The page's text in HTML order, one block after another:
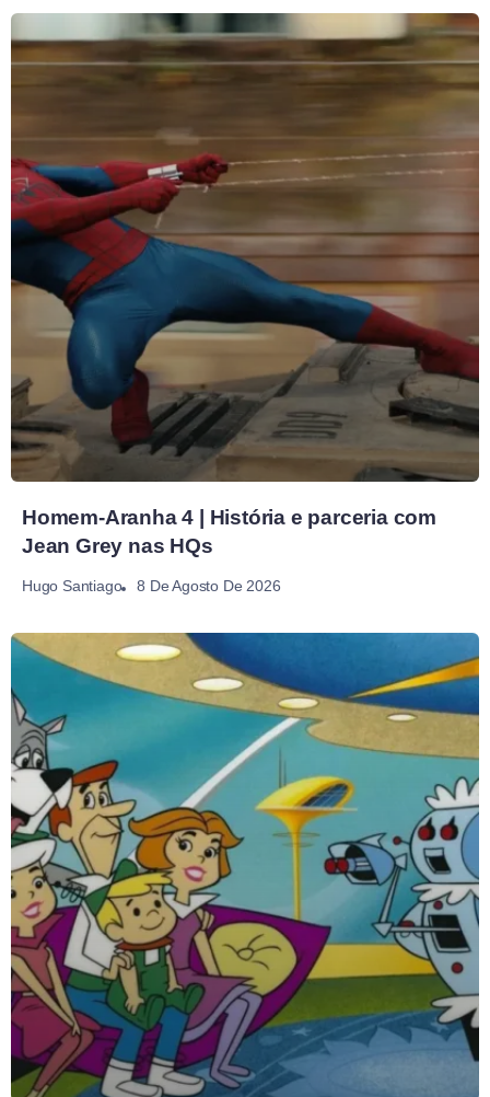
Homem-Aranha 4 | História e parceria com
Jean Grey nas HQs
Hugo Santiago 8 De Agosto De 2026